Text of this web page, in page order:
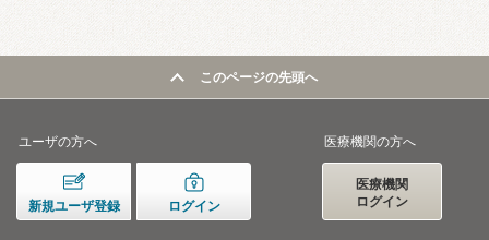
このページの先頭へ
ユーザの方へ
新規ユーザ登録 ログイン
医療機関の方へ
医療機関
ログイン